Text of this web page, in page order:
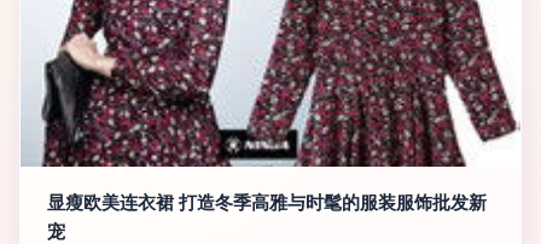
显瘦欧美连衣裙 打造冬季高雅与时髦的服装服饰批发新
宠